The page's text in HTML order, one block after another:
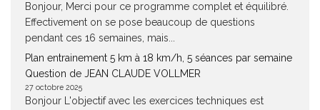
Bonjour, Merci pour ce programme complet et équilibré.
Effectivement on se pose beaucoup de questions
pendant ces 16 semaines, mais...
Plan entrainement 5 km à 18 km/h, 5 séances par semaine
Question de JEAN CLAUDE VOLLMER
27 octobre 2025
Bonjour L'objectif avec les exercices techniques est